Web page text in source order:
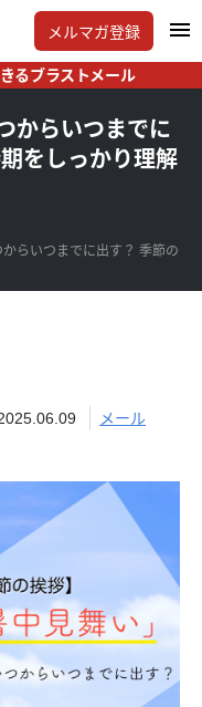
メルマガ登録
るブラストメール
からいつまでに
をしっかり理解
らいつまでに出す？ 季節の
メール